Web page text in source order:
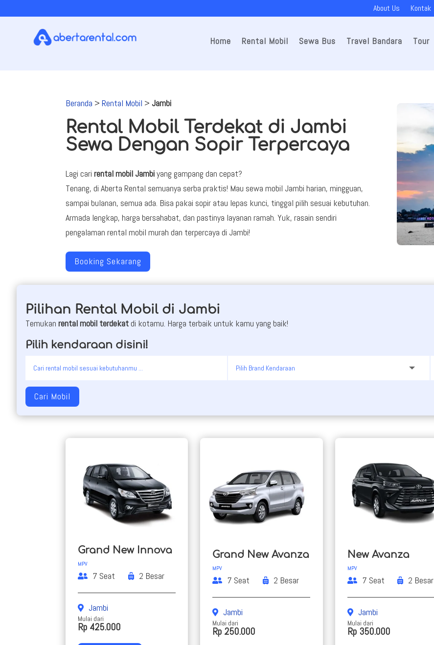
About Us Kontak
Home Rental Mobil Sewa Bus Travel Bandara Tour
Beranda >Rental Mobil >Jambi
Rental Mobil Terdekat di Jambi
Sewa Dengan Sopir Terpercaya
Lagi carirental mobil Jambiyang gampang dan cepat?
Tenang, di Aberta Rental semuanya serba praktis! Mau sewa mobil Jambi harian, mingguan,
sampai bulanan, semua ada. Bisa pakai sopir atau lepas kunci, tinggal pilih sesuai kebutuhan.
Armada lengkap, harga bersahabat, dan pastinya layanan ramah. Yuk, rasain sendiri
pengalaman rental mobil murah dan terpercaya di Jambi!
Booking Sekarang
Pilihan Rental Mobil di Jambi
Temukan rental mobil terdekatdi kotamu. Harga terbaik untuk kamu yang baik!
Pilih kendaraan disini!
Cari Mobil
Grand New Innova
MPV
7 Seat 2 Besar
Jambi
Mulai dari
Rp 425.000
Grand New Avanza
MPV
7 Seat 2 Besar
Jambi
Mulai dari
Rp 250.000
New Avanza
MPV
7 Seat 2 Besar
Jambi
Mulai dari
Rp 350.000